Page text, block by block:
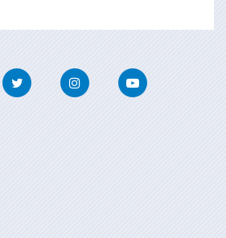
Twitter InstagramYoutube